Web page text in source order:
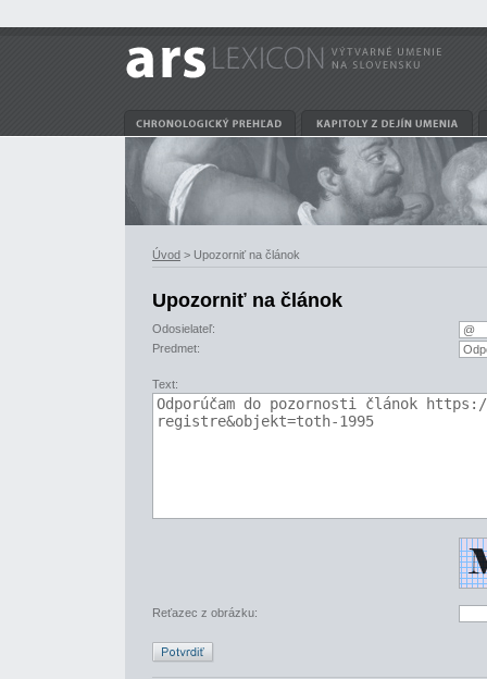
Úvod > Upozorniť na článok
Upozorniť na článok
Odosielateľ:
Predmet:
Text:
Reťazec z obrázku: